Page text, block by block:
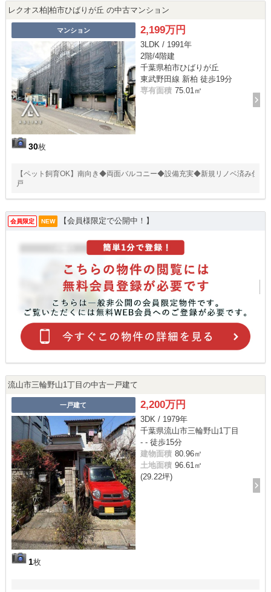
レクオス柏|柏市ひばりが丘 の中古マンション
マンション
30枚
2,199万円
3LDK / 1991年
2階/4階建
千葉県柏市ひばりが丘
東武野田線 新柏 徒歩19分
専有面積 75.01㎡
【ペット飼育OK】南向き◆両面バルコニー◆設備充実◆新規リノベ済み住
戸
会員限定 NEW 【会員様限定で公開中！】
流山市三輪野山1丁目の中古一戸建て
一戸建て
1枚
2,200万円
3DK / 1979年
千葉県流山市三輪野山1丁目
- - 徒歩15分
建物面積 80.96㎡
土地面積 96.61㎡
(29.22坪)